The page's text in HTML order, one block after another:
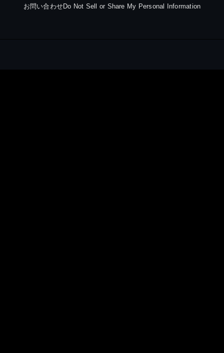
お問い合わせDo Not Sell or Share My Personal Information